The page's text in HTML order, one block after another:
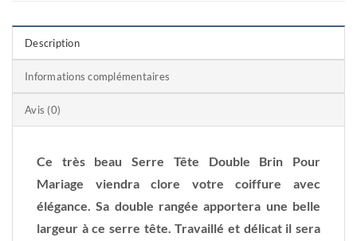
Description
Informations complémentaires
Avis (0)
Ce très beau Serre Tête Double Brin Pour
Mariage viendra clore votre coiffure avec
élégance. Sa double rangée apportera une belle
largeur à ce serre tête. Travaillé et délicat il sera